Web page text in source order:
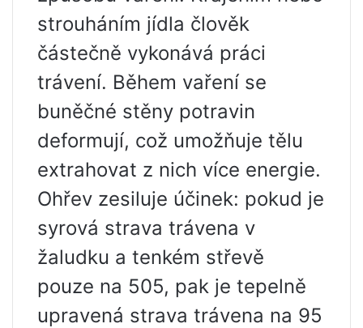
strouháním jídla člověk
částečně vykonává práci
trávení. Během vaření se
buněčné stěny potravin
deformují, což umožňuje tělu
extrahovat z nich více energie.
Ohřev zesiluje účinek: pokud je
syrová strava trávena v
žaludku a tenkém střevě
pouze na 505, pak je tepelně
upravená strava trávena na 95